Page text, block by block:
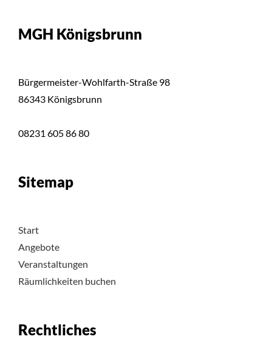
MGH Königsbrunn
Bürgermeister-Wohlfarth-Straße 98
86343 Königsbrunn
08231 605 86 80
Sitemap
Start
Angebote
Veranstaltungen
Räumlichkeiten buchen
Rechtliches